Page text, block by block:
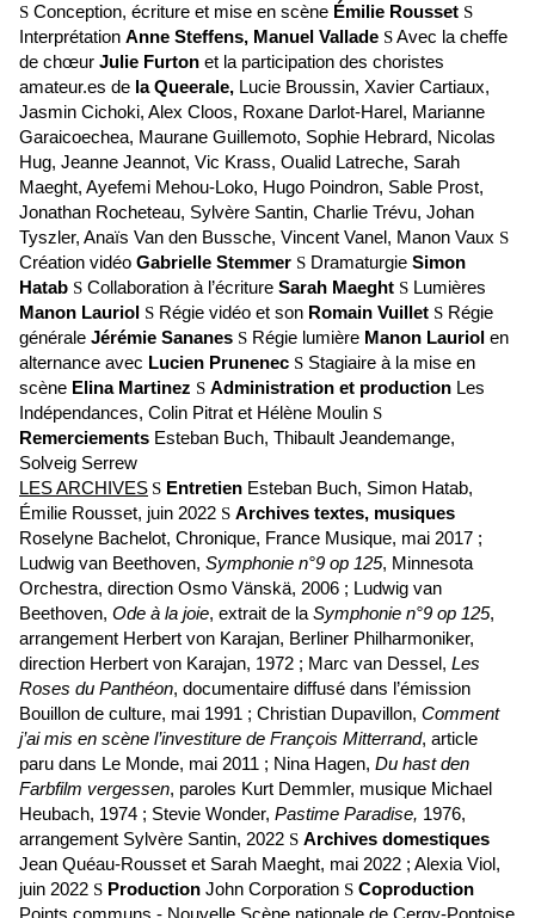
S Conception, écriture et mise en scène Émilie Rousset S
Interprétation Anne Steffens, Manuel Vallade SAvec la cheffe
de chœur Julie Furton et la participation des choristes
amateur.es de la Queerale, Lucie Broussin, Xavier Cartiaux,
Jasmin Cichoki, Alex Cloos, Roxane Darlot-Harel, Marianne
Garaicoechea, Maurane Guillemoto, Sophie Hebrard, Nicolas
Hug, Jeanne Jeannot, Vic Krass, Oualid Latreche, Sarah
Maeght, Ayefemi Mehou-Loko, Hugo Poindron, Sable Prost,
Jonathan Rocheteau, Sylvère Santin, Charlie Trévu, Johan
Tyszler, Anaïs Van den Bussche, Vincent Vanel, Manon Vaux S
Création vidéo Gabrielle Stemmer S Dramaturgie Simon
Hatab S Collaboration à l’écriture Sarah Maeght S Lumières
Manon Lauriol S Régie vidéo et son Romain Vuillet S Régie
générale Jérémie Sananes S Régie lumière Manon Lauriol en
alternance avec Lucien Prunenec S Stagiaire à la mise en
scène Elina Martinez S Administration et production Les
Indépendances, Colin Pitrat et Hélène Moulin S
Remerciements Esteban Buch, Thibault Jeandemange,
Solveig Serrew
LES ARCHIVES S Entretien Esteban Buch, Simon Hatab,
Émilie Rousset, juin 2022 S Archives textes, musiques
Roselyne Bachelot, Chronique, France Musique, mai 2017 ;
Ludwig van Beethoven, Symphonie n°9 op 125, Minnesota
Orchestra, direction Osmo Vänskä, 2006 ; Ludwig van
Beethoven, Ode à la joie, extrait de la Symphonie n°9 op 125,
arrangement Herbert von Karajan, Berliner Philharmoniker,
direction Herbert von Karajan, 1972 ; Marc van Dessel, Les
Roses du Panthéon, documentaire diffusé dans l’émission
Bouillon de culture, mai 1991 ; Christian Dupavillon, Comment
j’ai mis en scène l’investiture de François Mitterrand, article
paru dans Le Monde, mai 2011 ; Nina Hagen, Du hast den
Farbfilm vergessen, paroles Kurt Demmler, musique Michael
Heubach, 1974 ; Stevie Wonder, Pastime Paradise, 1976,
arrangement Sylvère Santin, 2022 S Archives domestiques
Jean Quéau-Rousset et Sarah Maeght, mai 2022 ; Alexia Viol,
juin 2022 S Production John Corporation S Coproduction